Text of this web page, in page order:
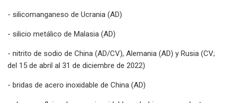
- silicomanganeso de Ucrania (AD)
- silicio metálico de Malasia (AD)
- nitrito de sodio de China (AD/CV), Alemania (AD) y Rusia (CV;
del 15 de abril al 31 de diciembre de 2022)
- bridas de acero inoxidable de China (AD)